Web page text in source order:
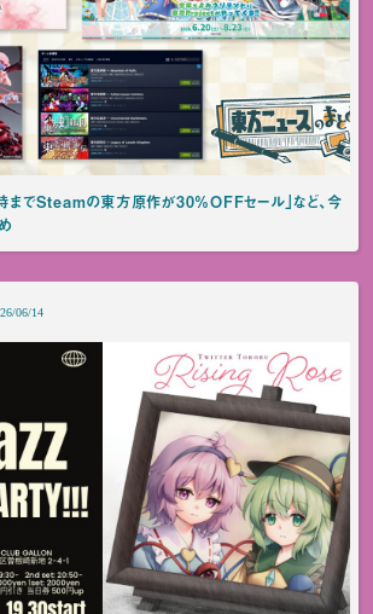
時までSteamの東方原作が30%OFFセール」など、今
06/14